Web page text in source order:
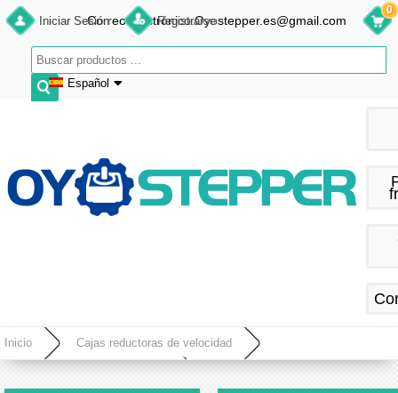
Iniciar Sesión Registrarse
Español
Français
Español
Correo electrónico:Oyostepper.es@gmail.com
0
Inicio Cajas reductoras de velocidad